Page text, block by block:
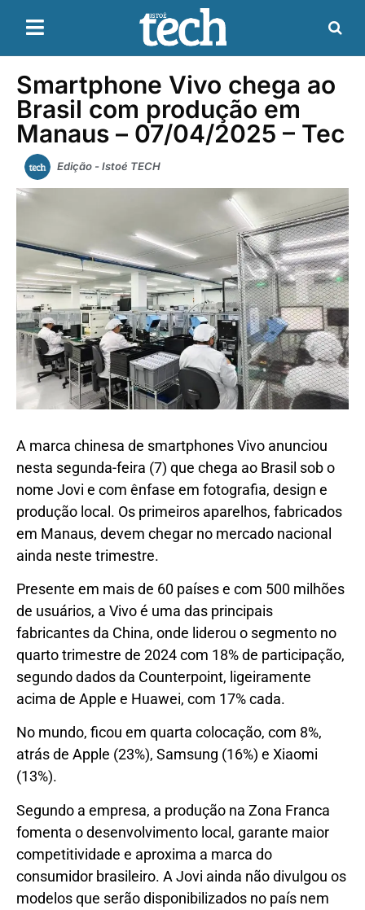
Smartphone Vivo chega ao
Brasil com produção em
Manaus – 07/04/2025 – Tec
Edição - Istoé TECH
A marca chinesa de smartphones Vivo anunciou
nesta segunda-feira (7) que chega ao Brasil sob o
nome Jovi e com ênfase em fotografia, design e
produção local. Os primeiros aparelhos, fabricados
em Manaus, devem chegar no mercado nacional
ainda neste trimestre.
Presente em mais de 60 países e com 500 milhões
de usuários, a Vivo é uma das principais
fabricantes da China, onde liderou o segmento no
quarto trimestre de 2024 com 18% de participação,
segundo dados da Counterpoint, ligeiramente
acima de Apple e Huawei, com 17% cada.
No mundo, ficou em quarta colocação, com 8%,
atrás de Apple (23%), Samsung (16%) e Xiaomi
(13%).
Segundo a empresa, a produção na Zona Franca
fomenta o desenvolvimento local, garante maior
competitividade e aproxima a marca do
consumidor brasileiro. A Jovi ainda não divulgou os
modelos que serão disponibilizados no país nem